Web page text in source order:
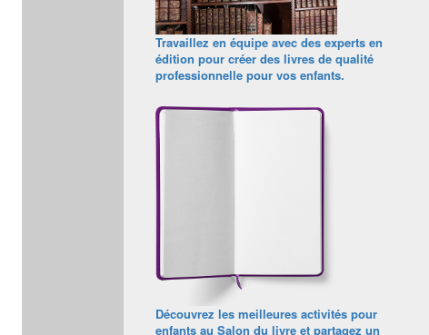
Travaillez en équipe avec des experts en
édition pour créer des livres de qualité
professionnelle pour vos enfants.
Découvrez les meilleures activités pour
enfants au Salon du livre et partagez un